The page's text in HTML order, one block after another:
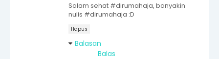
Salam sehat #dirumahaja, banyakin
nulis #dirumahaja :D
Hapus
Balasan
Balas